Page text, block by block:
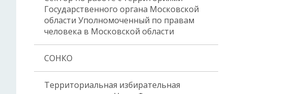
Государственного органа Московской
области Уполномоченный по правам
человека в Московской области
СОНКО
Территориальная избирательная